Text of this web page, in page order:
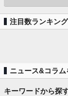
注目数ランキング
ニュース&コラム
キーワードから探